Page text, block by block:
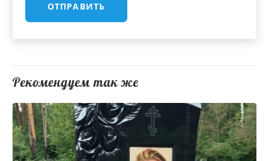
Рекомендуем так же